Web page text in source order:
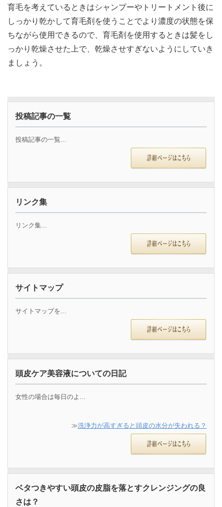
育毛を考えているときはシャンプーやトリートメント後に
しっかり乾かして育毛剤を使うことでより濃度の状態を保
ちながら使用できるので、育毛剤を使用するときは髪をし
っかり乾燥させた上で、乾燥させすぎないようにしていき
ましょう。
投稿記事の一覧
投稿記事の一覧...
リンク集
リンク集...
サイトマップ
サイトマップを...
頭皮ケア美容液についての日記
女性の場合は毎日のよ...
≫洗浄力が高すぎると頭皮の水分が失われる？
ベタつきやすい頭皮の皮脂を落とすクレンジングの良
さは？